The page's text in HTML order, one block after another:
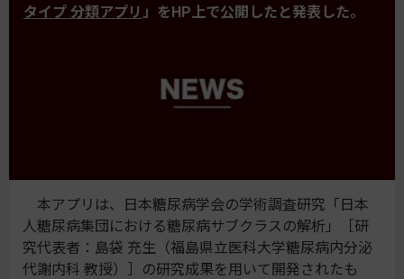
タイプ 分類アプリ 」をHP上で公開したと発表した。
本アプリは、日本糖尿病学会の学術調査研究「日本
人糖尿病集団における糖尿病サブクラスの解析」［研
究代表者：島袋 充生（福島県立医科大学糖尿病内分泌
代謝内科 教授）］の研究成果を用いて開発されたも